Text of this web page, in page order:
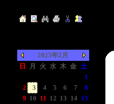
2025年2月
日
月 火 水 木 金 土
1
2
3 4 5 6 7
8
9 10 11 12 13 14 15